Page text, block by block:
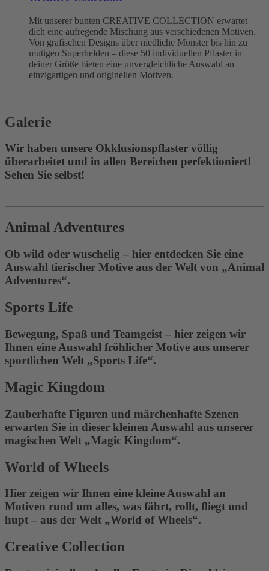
Mit unserer bunten CREATIVE COLLECTION erwartet
dich eine aufregende Mischung aus verschiedenen Motiven.
Von grafischen Designs über niedliche Monster bis hin zu
mutigen Superhelden – diese 50 individuellen Pflaster in
deiner Größe bieten eine unvergleichliche Auswahl an
einzigartigen und originellen Motiven.
Galerie
Wir haben unsere Okklusionspflaster völlig
überarbeitet und in allen Bereichen perfektioniert!
Sehen Sie selbst!
Animal Adventures
Ob wild oder wuschelig – hier entdecken Sie eine
Auswahl tierischer Motive aus der Welt von „Animal
Adventures“.
Sports Life
Bewegung, Spaß und Teamgeist – hier zeigen wir
Ihnen eine Auswahl fröhlicher Motive aus unserer
sportlichen Welt „Sports Life“.
Magic Kingdom
Zauberhafte Figuren und märchenhafte Szenen
erwarten Sie in dieser kleinen Auswahl aus unserer
magischen Welt „Magic Kingdom“.
World of Wheels
Hier zeigen wir Ihnen eine kleine Auswahl an
Motiven rund um alles, was fährt, rollt, fliegt und
hupt – aus der Welt „World of Wheels“.
Creative Collection